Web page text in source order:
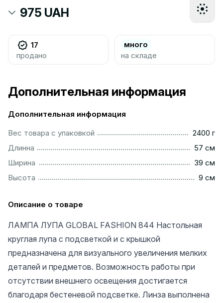
975 UAH
17
продано
много
на складе
Дополнительная информация
Дополнительная информация
Вес товара с упаковкой
2400 г
Длинна
57 см
Ширина
39 см
Высота
9 см
Описание о товаре
ЛАМПА ЛУПА GLOBAL FASHION 844 Настольная
круглая лупа с подсветкой и с крышкой
предназначена для визуального увеличения мелких
деталей и предметов. Возможность работы при
отсутствии внешнего освещения достигается
благодаря бестеневой подсветке. Линза выполнена